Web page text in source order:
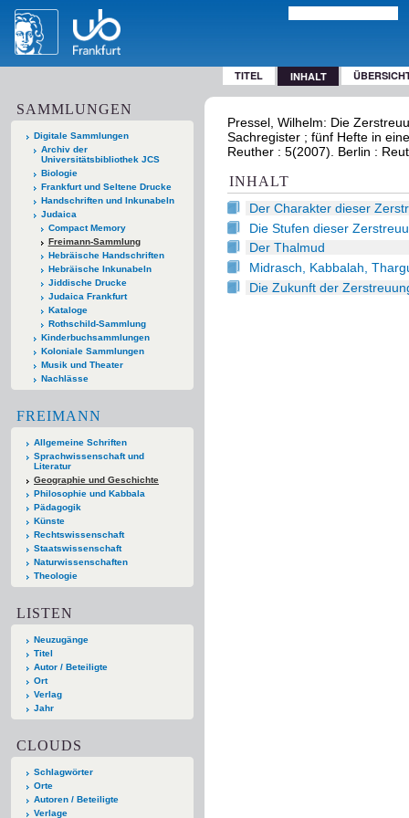
TITEL INHALT
SAMMLUNGEN
Digitale Sammlungen
Archiv der
Universitätsbibliothek JCS
Biologie
Frankfurt und Seltene Drucke
Handschriften und Inkunabeln
Judaica
Compact Memory
Freimann-Sammlung
Hebräische Handschriften
Hebräische Inkunabeln
Jiddische Drucke
Judaica Frankfurt
Kataloge
Rothschild-Sammlung
Kinderbuchsammlungen
Koloniale Sammlungen
Musik und Theater
Nachlässe
FREIMANN
Allgemeine Schriften
Sprachwissenschaft und
Literatur
Geographie und Geschichte
Philosophie und Kabbala
Pädagogik
Künste
Rechtswissenschaft
Staatswissenschaft
Naturwissenschaften
Theologie
LISTEN
Neuzugänge
Titel
Autor / Beteiligte
Ort
Verlag
Jahr
CLOUDS
Schlagwörter
Orte
Autoren / Beteiligte
Verlage
Pressel, Wilhelm: Die
Sachregister ; fünf Hefte in
Reuther : 5(2007). Berlin :
INHALT
Der Charakter dieser
Die Stufen dieser
Der Thalmud
Midrasch, Kabbalah,
Die Zukunft der